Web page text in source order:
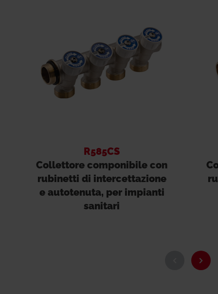
R585CS
Collettore componibile con
rubinetti di intercettazione
e autotenuta, per impianti
sanitari